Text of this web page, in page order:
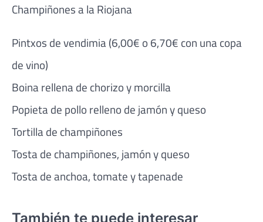
Champiñones a la Riojana
Pintxos de vendimia (6,00€ o 6,70€ con una copa
de vino)
Boina rellena de chorizo y morcilla
Popieta de pollo relleno de jamón y queso
Tortilla de champiñones
Tosta de champiñones, jamón y queso
Tosta de anchoa, tomate y tapenade
También te puede interesar